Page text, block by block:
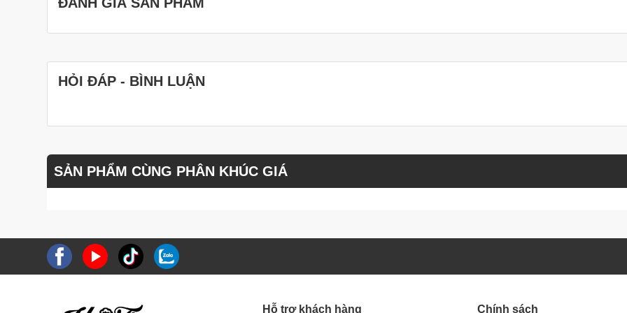
HỎI ĐÁP - BÌNH LUẬN
SẢN PHẨM CÙNG PHÂN KHÚC GIÁ
Hỗ trợ khách hàng Chính sách